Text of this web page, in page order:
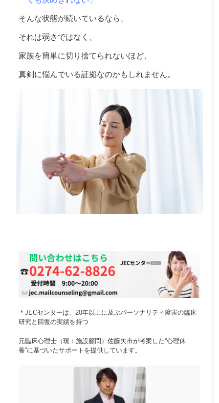
そんな状態が続いているなら、
それは弱さではなく、
家族を簡単に切り捨てられないほど、
真剣に悩んでいる証拠なのかもしれません。
＊JECセンターは、20年以上に及ぶパーソナリティ障害の臨床
研究と回復の実績を持つ
元臨床心理士（現：施設顧問）佐藤矢市が考案した“心理休
養”に基づいたサポートを提供しています。